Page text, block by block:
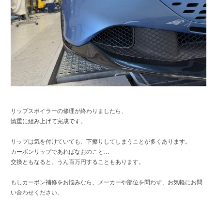
リップスポイラーの修理が終わりましたら、
慎重に組み上げて完成です。
リップは気を付けていても、下擦りしてしまうことが多くあります。
カーボンリップであればなおのこと…
交換ともなると、うん百万円することもあります。
もしカーボン補修をお悩みなら、メーカーや部位を問わず、お気軽にお問
い合わせください。